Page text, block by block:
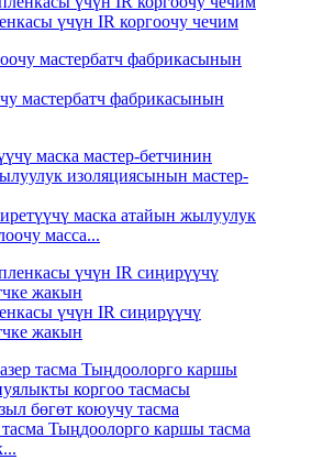
үчүн IR коргоочу чечим
мастербатч фабрикасынын
маска атайын жылуулук
масса...
үчүн IR сиңирүүчү
жакын
Тыңдоолорго каршы тасма